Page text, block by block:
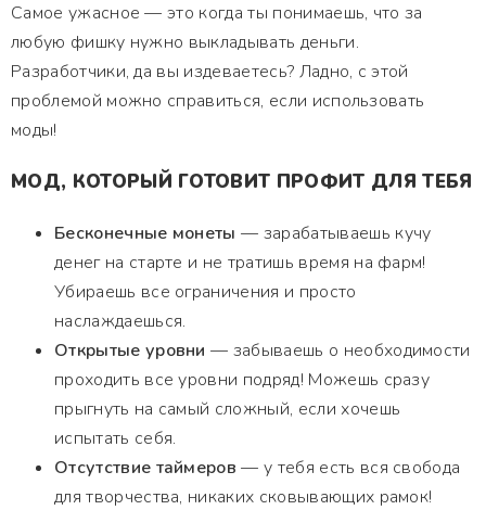
Самое ужасное — это когда ты понимаешь, что за
любую фишку нужно выкладывать деньги.
Разработчики, да вы издеваетесь? Ладно, с этой
проблемой можно справиться, если использовать
моды!
МОД, КОТОРЫЙ ГОТОВИТ ПРОФИТ ДЛЯ ТЕБЯ
Бесконечные монеты — зарабатываешь кучу
денег на старте и не тратишь время на фарм!
Убираешь все ограничения и просто
наслаждаешься.
Открытые уровни — забываешь о необходимости
проходить все уровни подряд! Можешь сразу
прыгнуть на самый сложный, если хочешь
испытать себя.
Отсутствие таймеров — у тебя есть вся свобода
для творчества, никаких сковывающих рамок!